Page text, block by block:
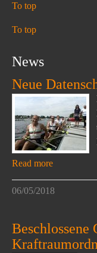
To top
To top
News
Neue
Read more
06/05/2018
Beschlossene